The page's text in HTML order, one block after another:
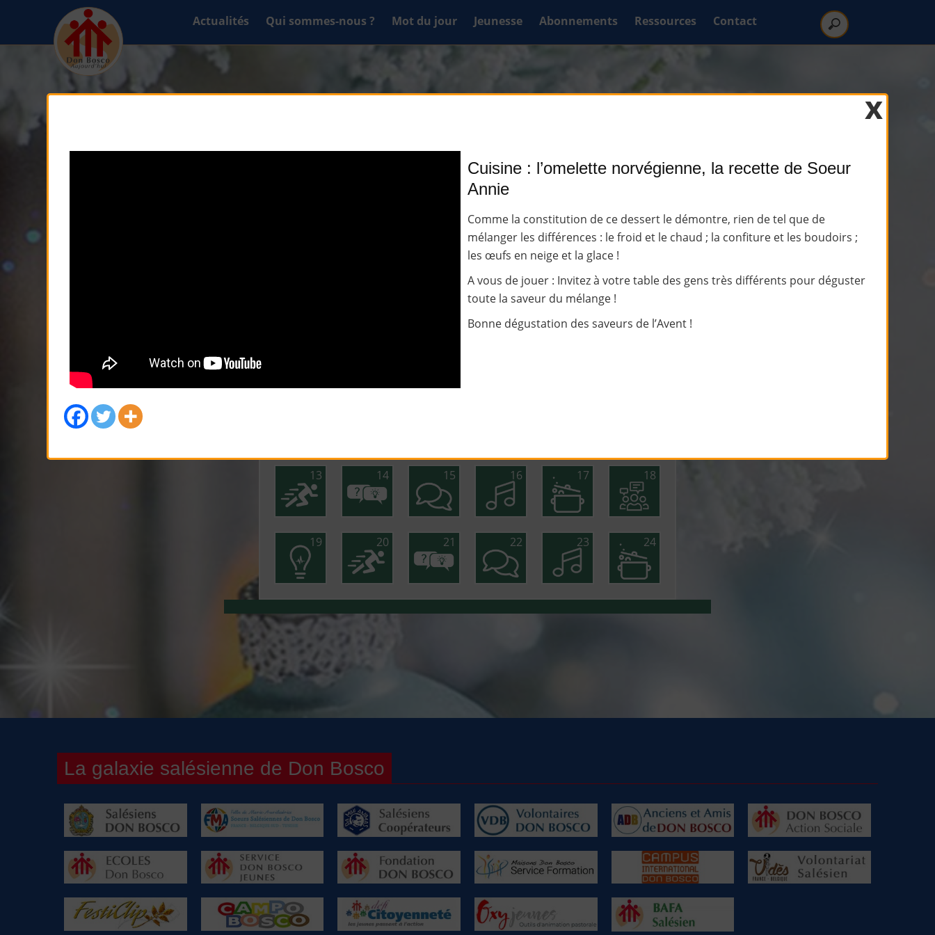
Actualités Qui sommes-nous ? Mot du jour Jeunesse Abonnements Ressources Contact
13 14 15 16 17 18
19 20 21 22 23 24
x
Cuisine : l’omelette norvégienne, la recette de Soeur
Annie
Comme la constitution de ce dessert le démontre, rien de tel que de
mélanger les différences : le froid et le chaud ; la confiture et les boudoirs ;
les œufs en neige et la glace !
A vous de jouer : Invitez à votre table des gens très différents pour déguster
toute la saveur du mélange !
Bonne dégustation des saveurs de l’Avent !
La galaxie salésienne de Don Bosco